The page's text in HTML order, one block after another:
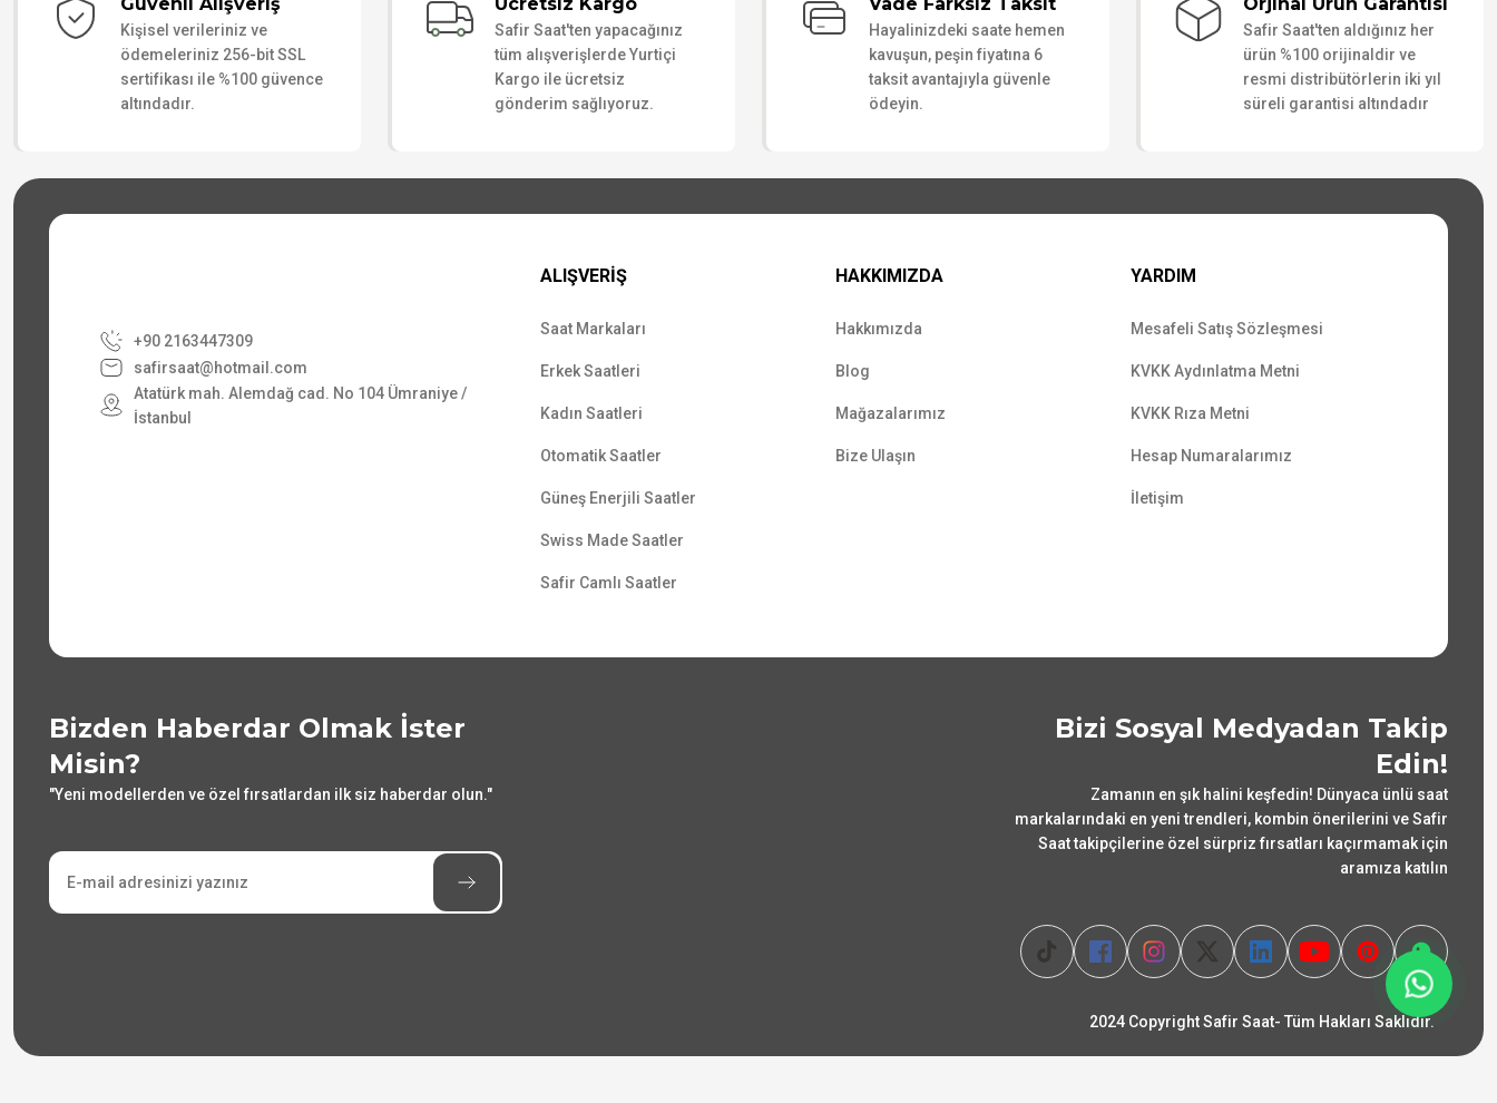
Kişisel verileriniz ve
ödemeleriniz 256-bit SSL
sertifikası ile %100 güvence
altındadır.
Safir Saat'ten yapacağınız
tüm alışverişlerde Yurtiçi
Kargo ile ücretsiz
gönderim sağlıyoruz.
Hayalinizdeki saate hemen
kavuşun, peşin fiyatına 6
taksit avantajıyla güvenle
ödeyin.
Safir Saat'ten aldığınız her
ürün %100 orijinaldir ve
resmi distribütörlerin iki yıl
süreli garantisi altındadır
+90 2163447309
safirsaat@hotmail.com
Atatürk mah. Alemdağ cad. No 104 Ümraniye /
İstanbul
ALIŞVERİŞ
Saat Markaları
Erkek Saatleri
Kadın Saatleri
Otomatik Saatler
Güneş Enerjili Saatler
Swiss Made Saatler
Safir Camlı Saatler
HAKKIMIZDA
Hakkımızda
Blog
Mağazalarımız
Bize Ulaşın
YARDIM
Mesafeli Satış Sözleşmesi
KVKK Aydınlatma Metni
KVKK Rıza Metni
Hesap Numaralarımız
İletişim
Bizden Haberdar Olmak İster
Misin?
"Yeni modellerden ve özel fırsatlardan ilk siz haberdar olun."
Bizi Sosyal Medyadan Takip
Edin!
Zamanın en şık halini keşfedin! Dünyaca ünlü saat
markalarındaki en yeni trendleri, kombin önerilerini ve Safir
Saat takipçilerine özel sürpriz fırsatları kaçırmamak için
aramıza katılın
2024 Copyright Safir Saat- Tüm Hakları Saklıdır.